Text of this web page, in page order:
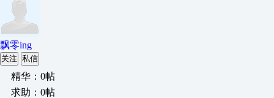
飘零ing
关注 私信
精华：0帖
求助：0帖